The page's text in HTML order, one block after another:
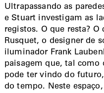
Ultrapassando as
e Stuart investigam as
registos. O que resta? O
Rusquet, o designer de
iluminador Frank
paisagem que, tal como
pode ter vindo do
do tempo. Neste